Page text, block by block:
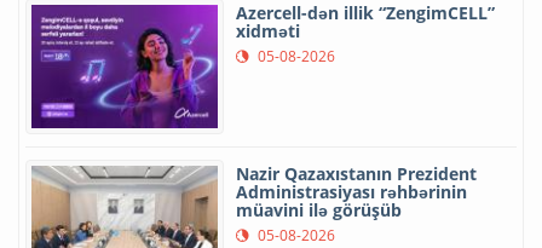
Azercell-dən illik “ZengimCELL”
xidməti
05-08-2026
Nazir Qazaxıstanın Prezident
Administrasiyası rəhbərinin
müavini ilə görüşüb
05-08-2026